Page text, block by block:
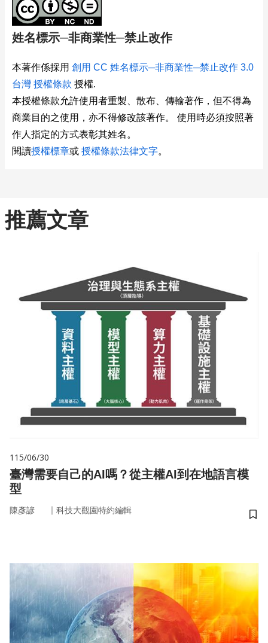
姓名標示─非商業性─禁止改作
本著作係採用 創用 CC 姓名標示─非商業性─禁止改作 3.0
台灣 授權條款 授權.
本授權條款允許使用者重製、散布、傳輸著作，但不得為
商業目的之使用，亦不得修改該著作。 使用時必須按照著
作人指定的方式表彰其姓名。
閱讀授權標章或 授權條款法律文字。
推薦文章
115/06/30
臺灣需要自己的AI嗎？從主權AI到在地語言模
型
陳彥諺 ｜ 科技大觀園特約編輯
儲